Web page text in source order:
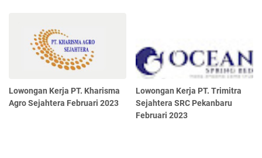
Lowongan Kerja PT. Kharisma
Agro Sejahtera Februari 2023
Lowongan Kerja PT. Trimitra
Sejahtera SRC Pekanbaru
Februari 2023